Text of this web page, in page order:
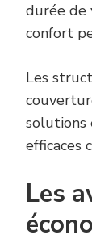
durée de
confort
Les
efficaces
Les